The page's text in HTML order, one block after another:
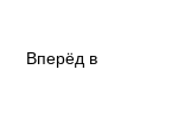
Вперёд в